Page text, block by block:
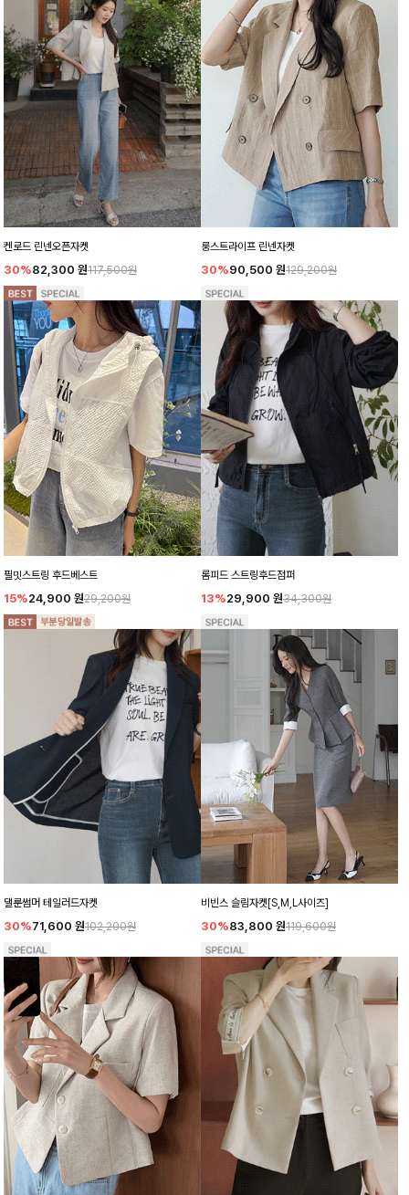
켄로드 린넨오픈자켓
30%82,300 원117,500원
룽스트라이프 린넨자켓
30%90,500 원129,200원
필밋스트링 후드베스트
15%24,900 원29,200원
롬피드 스트링후드점퍼
13%29,900 원34,300원
댈룬썸머 테일러드자켓
30%71,600 원102,200원
비빈스 슬림자켓[S,M,L사이즈]
30%83,800 원119,600원